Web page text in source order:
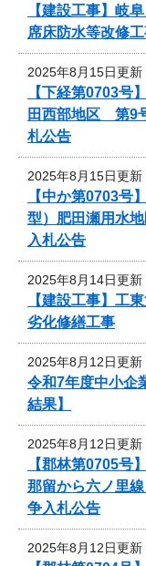
【建設工事】岐
席床防水等改修
2025年8月15日更新
【下経第0703
田西部地区 第9
札公告
2025年8月15日更新
【中か第0703号
型）肥田瀬用水
入札公告
2025年8月14日更新
【建設工事】工
劣化修繕工事
2025年8月12日更新
令和7年度中小企
結果】
2025年8月12日更新
【郡林第0705
那留から六ノ里
争入札公告
2025年8月12日更新